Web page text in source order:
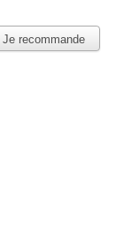
Je recommande